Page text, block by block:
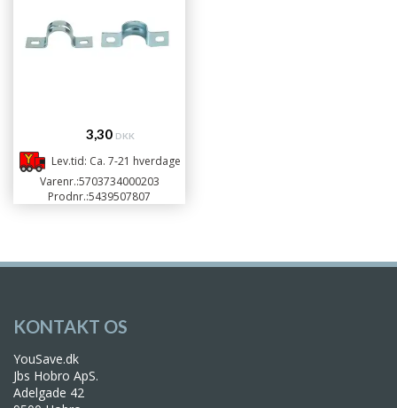
3,30 DKK
Lev.tid: Ca. 7-21 hverdage
Varenr.:5703734000203
Prodnr.:5439507807
KONTAKT OS
YouSave.dk
Jbs Hobro ApS.
Adelgade 42